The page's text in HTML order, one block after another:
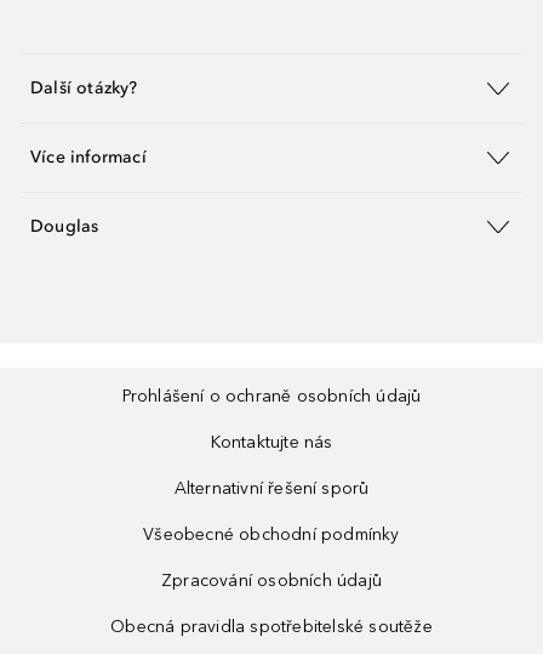
Další otázky?
Více informací
Douglas
Prohlášení o ochraně osobních údajů
Kontaktujte nás
Alternativní řešení sporů
Všeobecné obchodní podmínky
Zpracování osobních údajů
Obecná pravidla spotřebitelské soutěže